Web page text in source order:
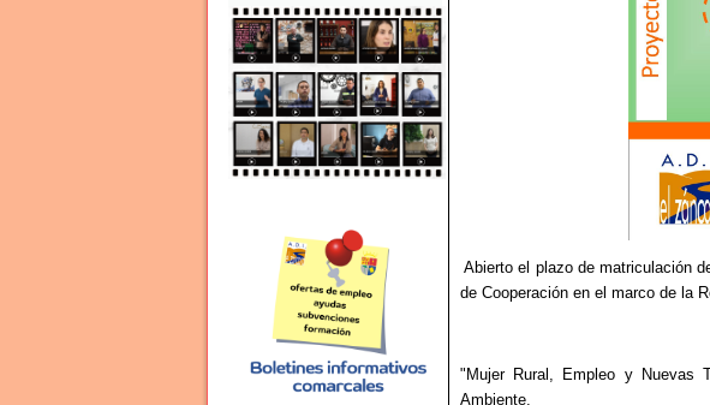
Abierto el plazo de matriculación
de Cooperación en el marco de la
"Mujer Rural, Empleo y Nuevas
Ambiente.